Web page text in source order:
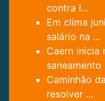
contra I...
Em clima
salário na ...
Caern inicia
saneamento
Caminhão
resolver ...